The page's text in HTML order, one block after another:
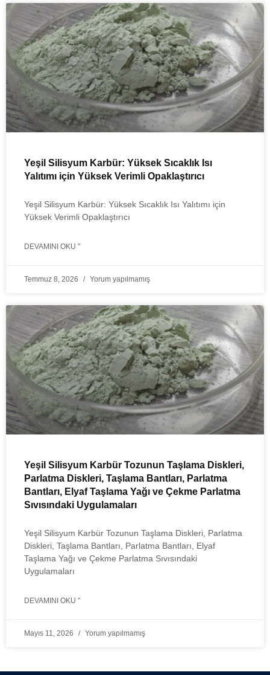
Yeşil Silisyum Karbür: Yüksek Sıcaklık Isı
Yalıtımı için Yüksek Verimli Opaklaştırıcı
Yeşil Silisyum Karbür: Yüksek Sıcaklık Isı Yalıtımı için
Yüksek Verimli Opaklaştırıcı
DEVAMINI OKU "
Temmuz 8, 2026 Yorum yapılmamış
Yeşil Silisyum Karbür Tozunun Taşlama Diskleri,
Parlatma Diskleri, Taşlama Bantları, Parlatma
Bantları, Elyaf Taşlama Yağı ve Çekme Parlatma
Sıvısındaki Uygulamaları
Yeşil Silisyum Karbür Tozunun Taşlama Diskleri, Parlatma
Diskleri, Taşlama Bantları, Parlatma Bantları, Elyaf
Taşlama Yağı ve Çekme Parlatma Sıvısındaki
Uygulamaları
DEVAMINI OKU "
Mayıs 11, 2026 Yorum yapılmamış